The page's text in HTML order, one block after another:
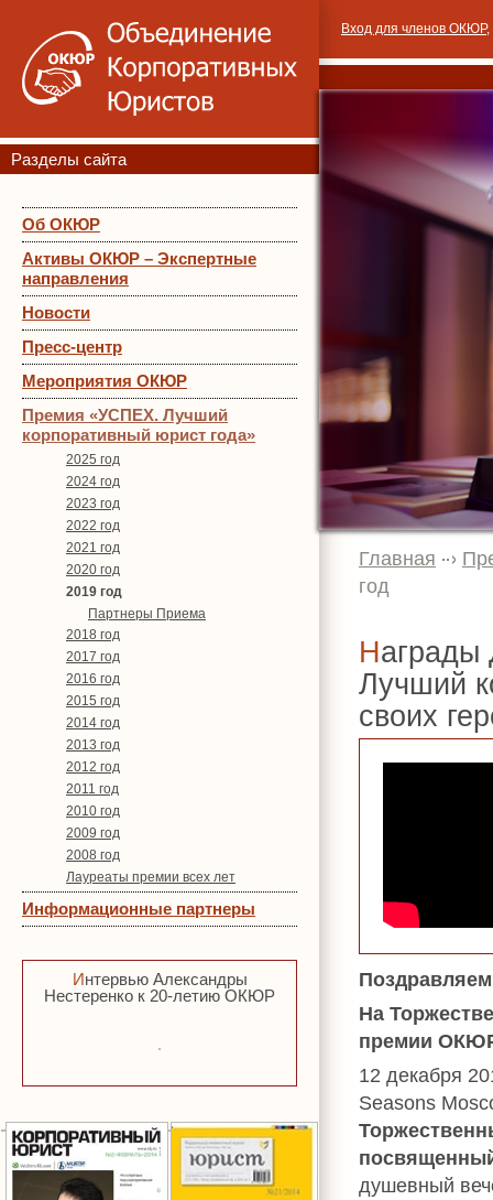
Разделы сайта
Об ОКЮР
Активы ОКЮР – Экспертные
направления
Новости
Пресс-центр
Мероприятия ОКЮР
Премия «УСПЕХ. Лучший
корпоративный юрист года»
2025 год
2024 год
2023 год
2022 год
2021 год
2020 год
2019 год
Партнеры Приема
2018 год
2017 год
2016 год
2015 год
2014 год
2013 год
2012 год
2011 год
2010 год
2009 год
2008 год
Лауреаты премии всех лет
Информационные партнеры
Интервью Александры
Нестеренко к 20-летию ОКЮР
Вход для членов ОКЮР,
Главная
год
Награды Двенадцатой премии ОКЮР «УСПЕХ.
Лучший
своих
На
премии
12 декабря
Seasons
душевный